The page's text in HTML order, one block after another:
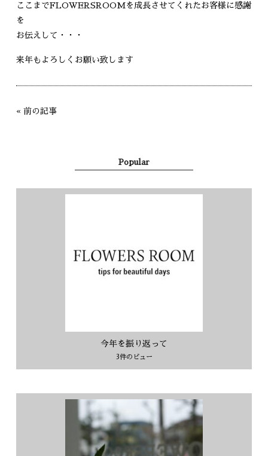
ここまでFLOWERSROOMを成長させてくれたお客様に感謝
を
お伝えして・・・
来年もよろしくお願い致します
« 前の記事
Popular
今年を振り返って
3件のビュー